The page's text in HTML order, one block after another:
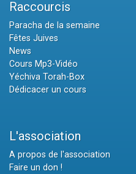
Raccourcis
Paracha de la semaine
Fêtes Juives
News
Cours Mp3-Vidéo
Yéchiva Torah-Box
Dédicacer un cours
L'association
A propos de l'association
Faire un don !